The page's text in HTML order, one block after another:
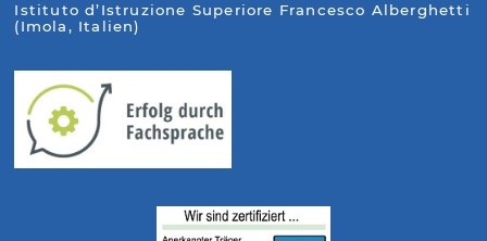
Istituto d’Istruzione Superiore Francesco Alberghetti
(Imola, Italien)